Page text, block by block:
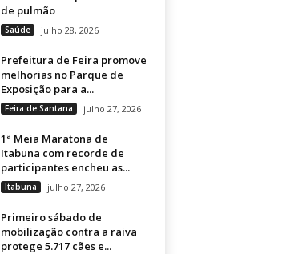
de pulmão
Saúde julho 28, 2026
Prefeitura de Feira promove
melhorias no Parque de
Exposição para a...
Feira de Santana julho 27, 2026
1ª Meia Maratona de
Itabuna com recorde de
participantes encheu as...
Itabuna julho 27, 2026
Primeiro sábado de
mobilização contra a raiva
protege 5.717 cães e...